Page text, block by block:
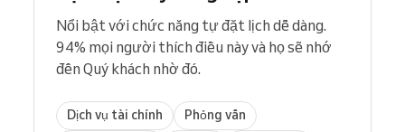
Nổi bật với chức năng tự đặt lịch dễ dàng.
94% mọi người thích điều này và họ sẽ nhớ
đến Quý khách nhờ đó.
Dịch vụ tài chính
Phỏng vấn